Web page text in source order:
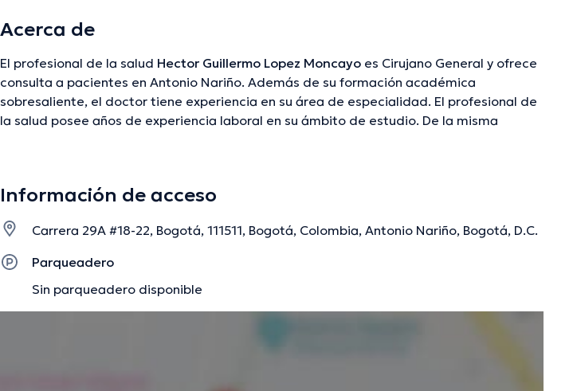
Acerca de
El profesional de la salud Hector Guillermo Lopez Moncayo es Cirujano General y ofrece
consulta a pacientes en Antonio Nariño. Además de su formación académica
sobresaliente, el doctor tiene experiencia en su área de especialidad. El profesional de
la salud posee años de experiencia laboral en su ámbito de estudio. De la misma
artículos. Cabe subrayar que, el Dr. puede hablar en Español.
Información de acceso
Carrera 29A #18-22, Bogotá, 111511, Bogotá, Colombia, Antonio Nariño, Bogotá, D.C.
Parqueadero
Sin parqueadero disponible